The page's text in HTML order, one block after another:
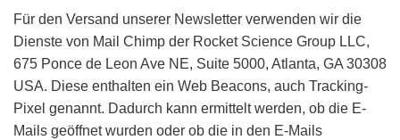
Für den Versand unserer Newsletter verwenden wir die
Dienste von Mail Chimp der Rocket Science Group LLC,
675 Ponce de Leon Ave NE, Suite 5000, Atlanta, GA 30308
USA. Diese enthalten ein Web Beacons, auch Tracking-
Pixel genannt. Dadurch kann ermittelt werden, ob die E-
Mails geöffnet wurden oder ob die in den E-Mails